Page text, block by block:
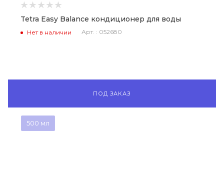
Tetra Easy Balance кондиционер для воды
Нет в наличии Арт. : 052680
ПОД ЗАКАЗ
500 мл